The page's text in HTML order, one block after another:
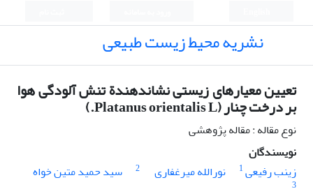
نشریه محیط زیست طبیعی
تعیین معیارهای زیستی نشان‏دهندة تنش آلودگی هوا
بر درخت چنار (Platanus orientalis L.)
نوع مقاله : مقاله پژوهشی
نویسندگان
زینب رفیعی1 نورالله میرغفاری 2 سید حمید متین خواه
3